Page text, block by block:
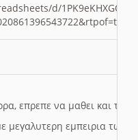
d/
επρεπε να μαθει και το
μεγαλυτερη εμπειρια